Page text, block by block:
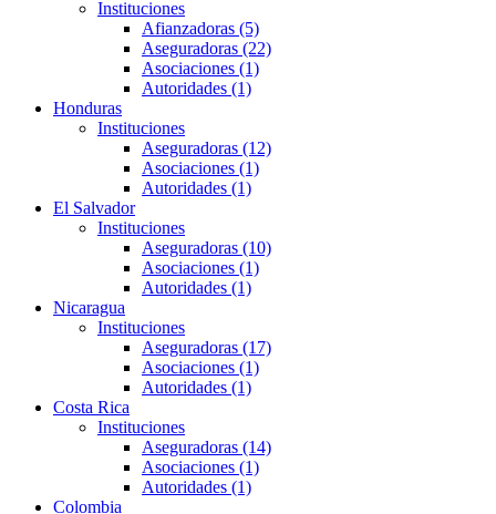
Instituciones
Afianzadoras (5)
Aseguradoras (22)
Asociaciones (1)
Autoridades (1)
Honduras
Instituciones
Aseguradoras (12)
Asociaciones (1)
Autoridades (1)
El Salvador
Instituciones
Aseguradoras (10)
Asociaciones (1)
Autoridades (1)
Nicaragua
Instituciones
Aseguradoras (17)
Asociaciones (1)
Autoridades (1)
Costa Rica
Instituciones
Aseguradoras (14)
Asociaciones (1)
Autoridades (1)
Colombia